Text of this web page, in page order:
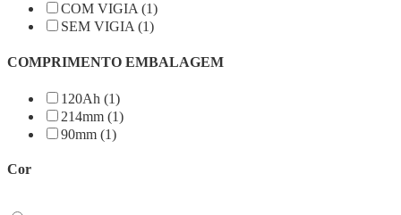
COM VIGIA (1)
SEM VIGIA (1)
COMPRIMENTO EMBALAGEM
120Ah (1)
214mm (1)
90mm (1)
Cor